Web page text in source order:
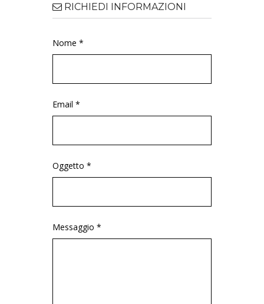
RICHIEDI INFORMAZIONI
Nome *
Email *
Oggetto *
Messaggio *